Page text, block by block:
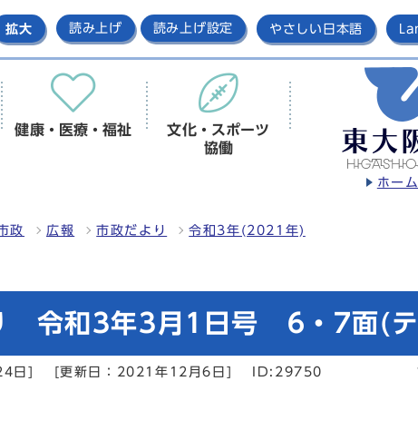
拡大 読み上げ 読み上げ設定 やさしい日本語
ホー
健康・医療・福祉
文化・スポーツ
協働
政 広報 市政だより 令和3年(2021年)
令和3年3月1日号 6・7面(テ
日] [更新日：2021年12月6日] ID:29750